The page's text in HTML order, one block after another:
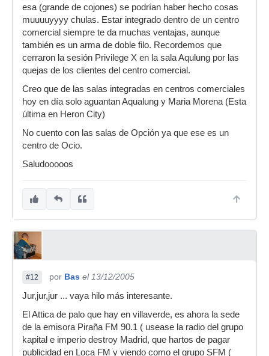
esa (grande de cojones) se podrían haber hecho cosas
muuuuyyyy chulas. Estar integrado dentro de un centro
comercial siempre te da muchas ventajas, aunque
también es un arma de doble filo. Recordemos que
cerraron la sesión Privilege X en la sala Aqulung por las
quejas de los clientes del centro comercial.
Creo que de las salas integradas en centros comerciales
hoy en día solo aguantan Aqualung y Maria Morena (Esta
última en Heron City)
No cuento con las salas de Opción ya que ese es un
centro de Ocio.
Saludooooos
#12 por Bas el 13/12/2005
Jur,jur,jur ... vaya hilo más interesante.
El Attica de palo que hay en villaverde, es ahora la sede
de la emisora Piraña FM 90.1 ( usease la radio del grupo
kapital e imperio destroy Madrid, que hartos de pagar
publicidad en Loca FM y viendo como el grupo SFM (